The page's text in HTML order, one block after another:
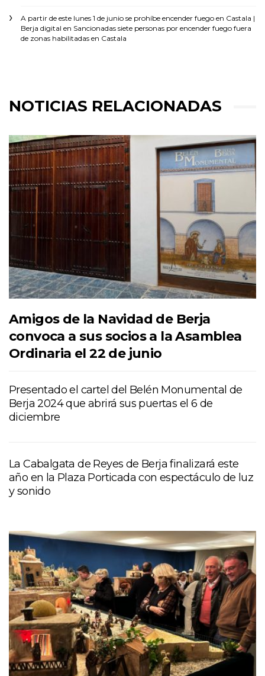
A partir de este lunes 1 de junio se prohíbe encender fuego en Castala |
Berja digital en Sancionadas siete personas por encender fuego fuera
de zonas habilitadas en Castala
NOTICIAS RELACIONADAS
Amigos de la Navidad de Berja
convoca a sus socios a la Asamblea
Ordinaria el 22 de junio
Presentado el cartel del Belén Monumental de
Berja 2024 que abrirá sus puertas el 6 de
diciembre
La Cabalgata de Reyes de Berja finalizará este
año en la Plaza Porticada con espectáculo de luz
y sonido